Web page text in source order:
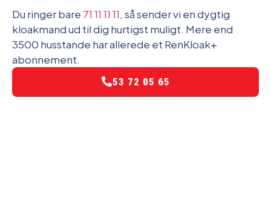
Du ringer bare 71 11 11 11, så sender vi en dygtig
kloakmand ud til dig hurtigst muligt. Mere end
3500 husstande har allerede et RenKloak+
abonnement.
53 72 05 65